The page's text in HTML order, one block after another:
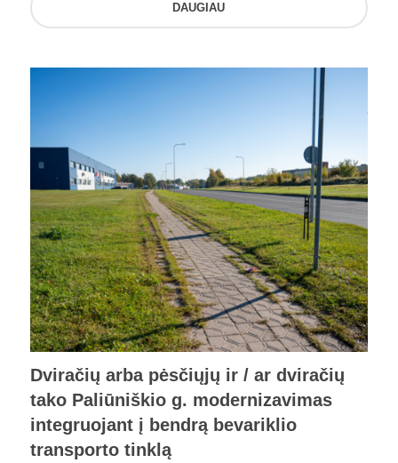
DAUGIAU
Dviračių arba pėsčiųjų ir / ar dviračių
tako Paliūniškio g. modernizavimas
integruojant į bendrą bevariklio
transporto tinklą